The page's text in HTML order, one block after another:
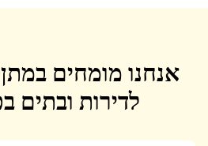
אנחנו מומחים במתן
לדירות ובתים